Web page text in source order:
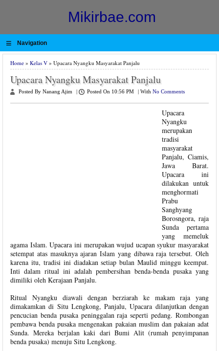
Mikirbae.com
≡ Navigation
Home » Kelas V » Upacara Nyangku Masyarakat Panjalu
Upacara Nyangku Masyarakat Panjalu
Posted By Nanang Ajim Posted On 10:56 PM With No Comments
Upacara
Nyangku
merupakan
tradisi
masyarakat
Panjalu, Ciamis,
Jawa Barat.
Upacara ini
dilakukan untuk
menghormati
Prabu
Sanghyang
Borosngora, raja
Sunda pertama
yang memeluk
agama Islam. Upacara ini merupakan wujud ucapan syukur masyarakat
setempat atas masuknya ajaran Islam yang dibawa raja tersebut. Oleh
karena itu, tradisi ini diadakan setiap bulan Maulid minggu keempat.
Inti dalam ritual ini adalah pembersihan benda-benda pusaka yang
dimiliki oleh Kerajaan Panjalu.
Ritual Nyangku diawali dengan berziarah ke makam raja yang
dimakamkan di Situ Lengkong, Panjalu, Upacara dilanjutkan dengan
pencucian benda pusaka peninggalan raja seperti pedang. Rombongan
pembawa benda pusaka mengenakan pakaian muslim dan pakaian adat
Sunda. Mereka berjalan kaki dari Bumi Alit (rumah penyimpanan
benda pusaka) menuju Situ Lengkong.